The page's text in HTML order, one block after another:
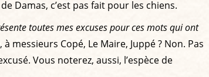
Damas, c’est pas fait pour les chiens.
toutes mes excuses pour ces mots qui ont
messieurs Copé, Le Maire, Juppé ? Non. Pas
Vous noterez, aussi, l’espèce de